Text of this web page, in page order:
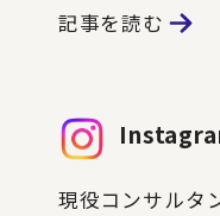
記事を読む
現役コンサルタ